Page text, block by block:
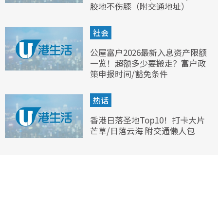
胶地不伤膝（附交通地址）
社会
公屋富户2026最新入息资产限额
一览！超额多少要搬走？富户政
策申报时间/豁免条件
热话
香港日落圣地Top10！打卡大片
芒草/日落云海 附交通懒人包